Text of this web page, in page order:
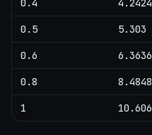
0.4 4.2424
0.5 5.303
0.6 6.3636
0.8 8.4848
1 10.606